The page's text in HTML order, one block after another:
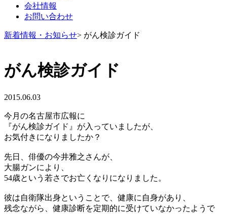
会社情報
お問い合わせ
新着情報・お知らせ> がん検診ガイド
がん検診ガイド
2015.06.03
今月の名古屋市広報に
『がん検診ガイド』が入っていましたが、
お気付きになりましたか？
先日、俳優の今井雅之さんが、
大腸ガンにより、
54歳という若さでお亡くなりになりました。
彼は自衛隊出身ということで、健康に自身があり、
残念ながら、健康診断を定期的に受けていなかったようで